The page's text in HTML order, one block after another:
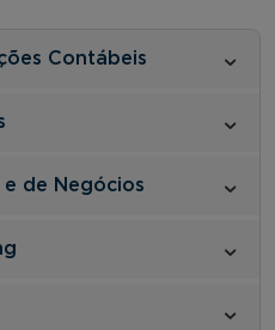
Contábeis
de Negócios